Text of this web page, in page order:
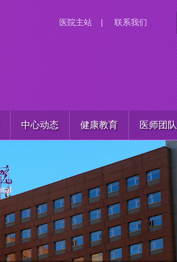
医院主站 | 联系我们
中心动态 健康教育 医师团队